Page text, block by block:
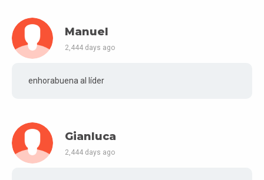
Manuel
2,444 days ago
enhorabuena al líder
Gianluca
2,444 days ago